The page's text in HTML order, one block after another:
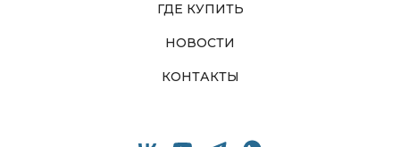
ГДЕ КУПИТЬ
НОВОСТИ
КОНТАКТЫ